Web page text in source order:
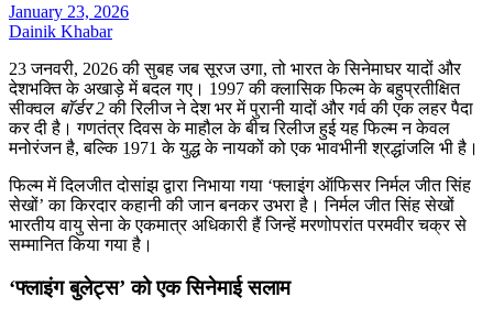
January 23, 2026
Dainik Khabar
23 जनवरी, 2026 की सुबह जब सूरज उगा, तो भारत के सिनेमाघर यादों और
देशभक्ति के अखाड़े में बदल गए। 1997 की क्लासिक फिल्म के बहुप्रतीक्षित
सीक्वल बॉर्डर 2की रिलीज ने देश भर में पुरानी यादों और गर्व की एक लहर पैदा
कर दी है। गणतंत्र दिवस के माहौल के बीच रिलीज हुई यह फिल्म न केवल
मनोरंजन है, बल्कि 1971 के युद्ध के नायकों को एक भावभीनी श्रद्धांजलि भी है।
फिल्म में दिलजीत दोसांझ द्वारा निभाया गया ‘फ्लाइंग ऑफिसर निर्मल जीत सिंह
सेखों’ का किरदार कहानी की जान बनकर उभरा है। निर्मल जीत सिंह सेखों
भारतीय वायु सेना के एकमात्र अधिकारी हैं जिन्हें मरणोपरांत परमवीर चक्र से
सम्मानित किया गया है।
‘फ्लाइंग बुलेट्स’ को एक सिनेमाई सलाम